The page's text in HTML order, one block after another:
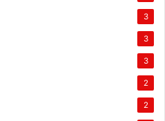
3
3
3
2
2